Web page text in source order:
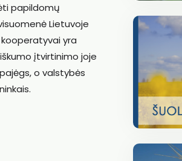
papildomų
Lietuvoje
yra
įtvirtinimo joje
o valstybės